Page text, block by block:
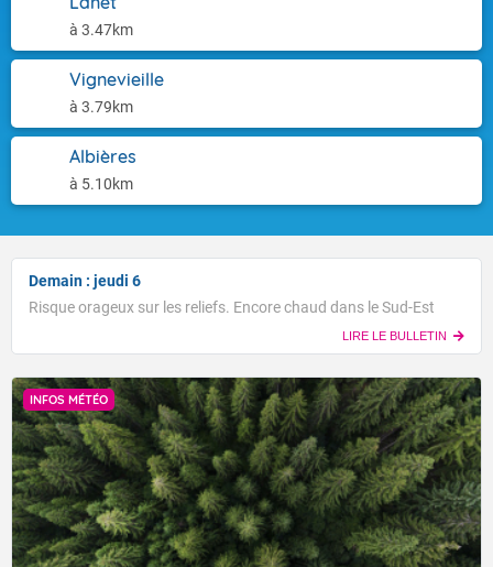
à 3.47km
Vignevieille
à 3.79km
Albières
à 5.10km
Demain : jeudi 6
Risque orageux sur les reliefs. Encore chaud dans le Sud-Est
LIRE LE BULLETIN
INFOS MÉTÉO